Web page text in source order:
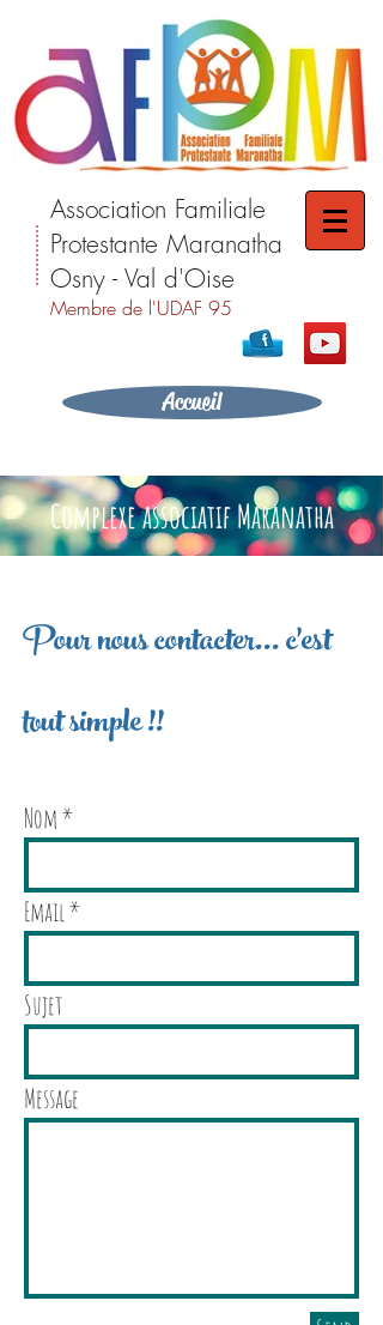
Association Familiale
Protestante Maranatha
Osny - Val d'Oise
Membre de l'UDAF 95
Accueil
Complexe associatif Maranatha
Pour nous contacter... c'est
tout simple !!
Nom
Email
Sujet
Message